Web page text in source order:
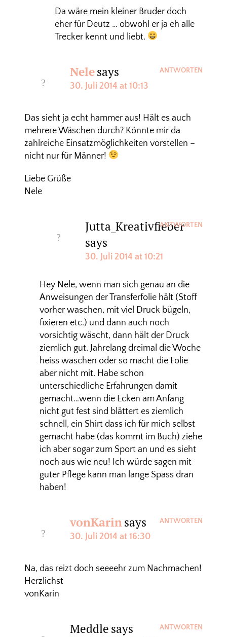
Da wäre mein kleiner Bruder doch
eher für Deutz … obwohl er ja eh alle
Trecker kennt und liebt.
Nelesays
30. Juli 2014 at 10:13
Das sieht ja echt hammer aus! Hält es auch
mehrere Wäschen durch? Könnte mir da
zahlreiche Einsatzmöglichkeiten vorstellen –
nicht nur für Männer!
Liebe Grüße
Nele
ANTWORTEN
Jutta_Kreativfieber
says
30. Juli 2014 at 10:21
Hey Nele, wenn man sich genau an die
Anweisungen der Transferfolie hält (Stoff
vorher waschen, mit viel Druck bügeln,
fixieren etc.) und dann auch noch
vorsichtig wäscht, dann hält der Druck
ziemlich gut. Jahrelang dreimal die Woche
heiss waschen oder so macht die Folie
aber nicht mit. Habe schon
unterschiedliche Erfahrungen damit
gemacht…wenn die Ecken am Anfang
nicht gut fest sind blättert es ziemlich
schnell, ein Shirt dass ich für mich selbst
gemacht habe (das kommt im Buch) ziehe
ich aber sogar zum Sport an und es sieht
noch aus wie neu! Ich würde sagen mit
guter Pflege kann man lange Spass dran
haben!
ANTWORTEN
vonKarinsays
30. Juli 2014 at 16:30
Na, das reizt doch seeeehr zum Nachmachen!
Herzlichst
vonKarin
ANTWORTEN
Meddlesays ANTWORTEN